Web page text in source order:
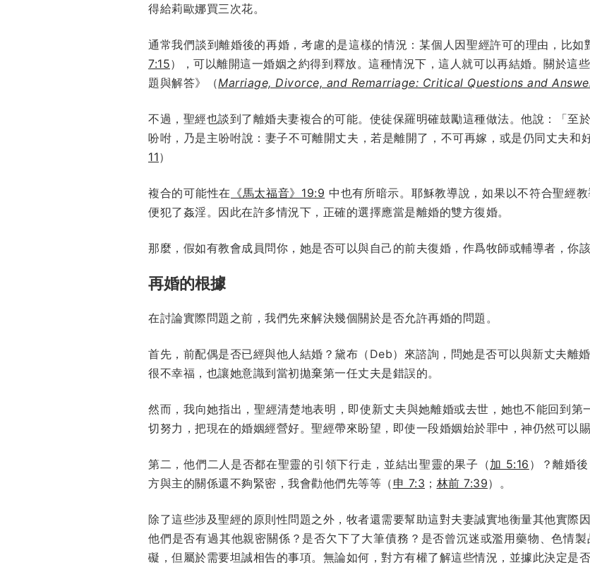
得給莉歐娜買三次花。
通常我們談到離婚後的再婚，考慮的是這樣的情況：某個人因聖經許可的理由，比如
7:15），可以離開這一婚姻之約得到釋放。這種情況下，這人就可以再結婚。關於這
題與解答》（Marriage, Divorce, and Remarriage: Critical Questions and
不過，聖經也談到了離婚夫妻複合的可能。使徒保羅明確鼓勵這種做法。他說：「至
吩咐，乃是主吩咐說：妻子不可離開丈夫，若是離開了，不可再嫁，或是仍同丈夫和
11）
複合的可能性在 《馬太福音》19:9 中也有所暗示。耶穌教導說，如果以不符合聖經
便犯了姦淫。因此在許多情況下，正確的選擇應當是離婚的雙方復婚。
那麼，假如有教會成員問你，她是否可以與自己的前夫復婚，作爲牧師或輔導者，你
再婚的根據
在討論實際問題之前，我們先來解決幾個關於是否允許再婚的問題。
首先，前配偶是否已經與他人結婚？黛布（Deb）來諮詢，問她是否可以與新丈夫離
很不幸福，也讓她意識到當初拋棄第一任丈夫是錯誤的。
然而，我向她指出，聖經清楚地表明，即使新丈夫與她離婚或去世，她也不能回到第
切努力，把現在的婚姻經營好。聖經帶來盼望，即使一段婚姻始於罪中，神仍然可以
第二，他們二人是否都在聖靈的引領下行走，並結出聖靈的果子（加 5:16 ）？離婚
方與主的關係還不夠緊密，我會勸他們先等等（ 申 7:3 ； 林前 7:39）。
除了這些涉及聖經的原則性問題之外，牧者還需要幫助這對夫妻誠實地衡量其他實際
他們是否有過其他親密關係？是否欠下了大筆債務？是否曾沉迷或濫用藥物、色情
礙，但屬於需要坦誠相告的事項。無論如何，對方有權了解這些情況，並據此決定是否